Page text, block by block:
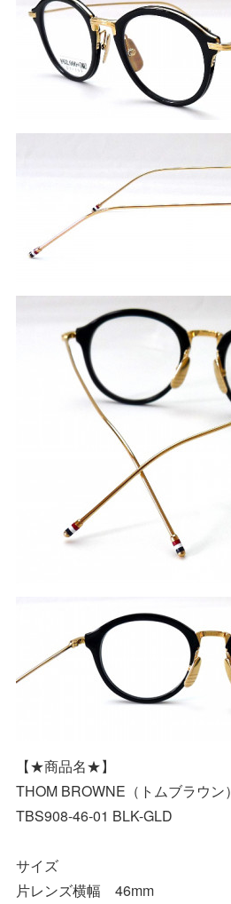
【★商品名★】
THOM BROWNE（トムブラウン）
TBS908-46-01 BLK-GLD
サイズ
片レンズ横幅 46mm